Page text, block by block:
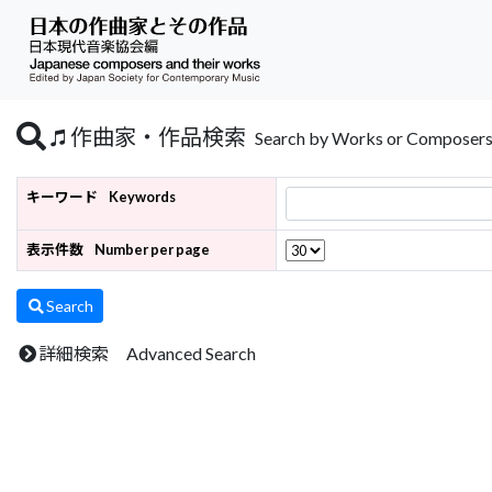
作曲家・作品検索 Search by Works or Composers
キーワード Keywords
表示件数 Number per page
Search
詳細検索 Advanced Search